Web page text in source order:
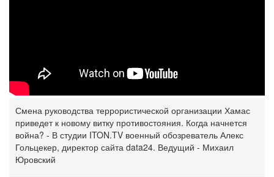
Смена руководства террористической организации Хамас
приведет к новому витку противостояния. Когда начнется
война? - В студии ITON.TV военный обозреватель Алекс
Гольцекер, директор сайта data24. Ведущий - Михаил
Юровский